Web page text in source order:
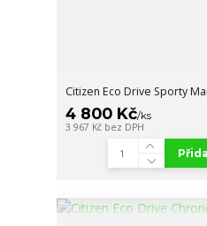
Citizen Eco Drive Sporty
4 800 Kč/ks
3 967 Kč bez DPH